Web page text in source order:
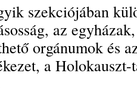
szekciójában
az
orgánumok és
a Holokauszt-